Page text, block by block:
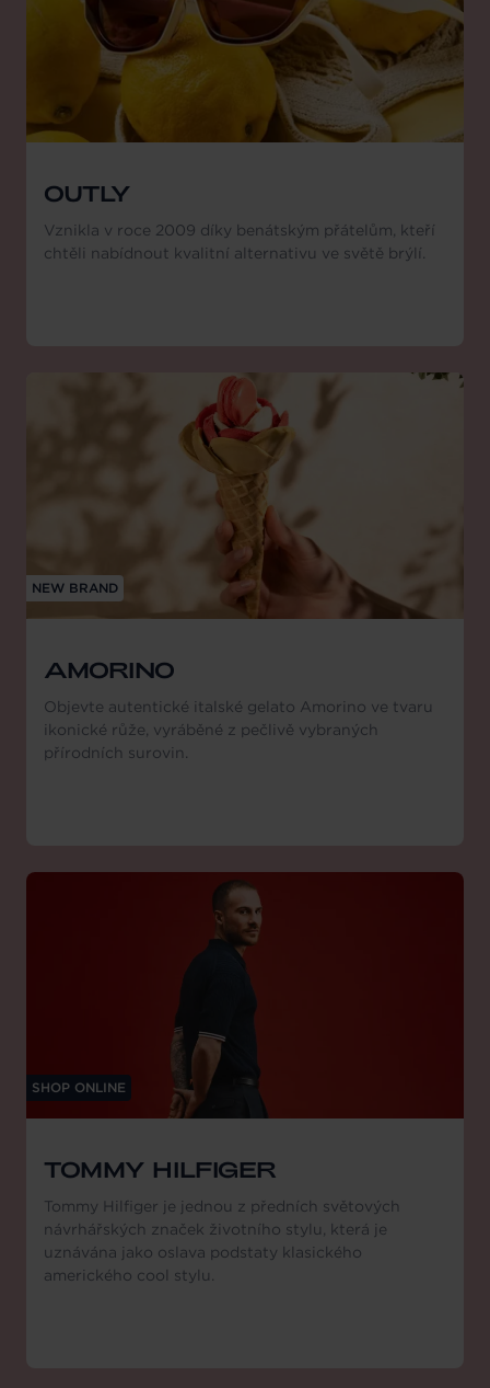
OUTLY
Vznikla v roce 2009 díky benátským přátelům, kteří
chtěli nabídnout kvalitní alternativu ve světě brýlí.
NEW BRAND
AMORINO
Objevte autentické italské gelato Amorino ve tvaru
ikonické růže, vyráběné z pečlivě vybraných
přírodních surovin.
SHOP ONLINE
TOMMY HILFIGER
Tommy Hilfiger je jednou z předních světových
návrhářských značek životního stylu, která je
uznávána jako oslava podstaty klasického
amerického cool stylu.